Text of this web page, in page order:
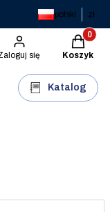
polski zł
się Koszyk
Katalog